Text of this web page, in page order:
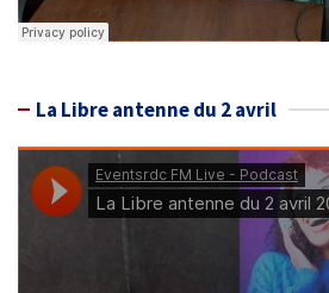
La Libre antenne du 2 avril